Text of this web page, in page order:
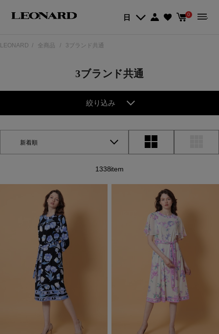
日 0
LEONARD 全商品 3ブランド共通
3ブランド共通
絞り込み
新着順
1338item